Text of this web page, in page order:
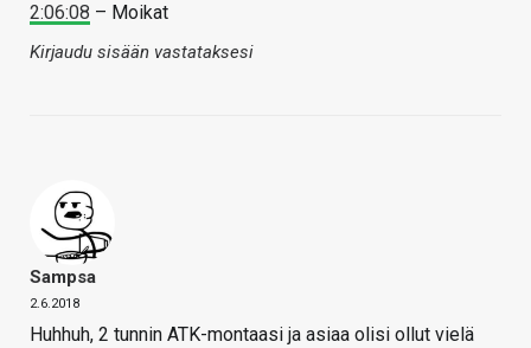
2:06:08 – Moikat
Kirjaudu sisään vastataksesi
Sampsa
2.6.2018
Huhhuh, 2 tunnin ATK-montaasi ja asiaa olisi ollut vielä